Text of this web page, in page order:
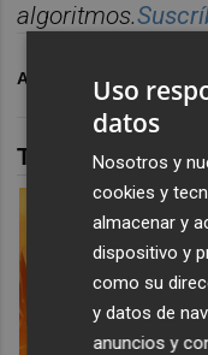
algoritmos.Suscrí
ARCHIVADO EN
TAMBIÉN TE
Uso
datos
Nosotros y
cookies y
almacenar y
dispositivo y
como su
y datos de
anuncios y